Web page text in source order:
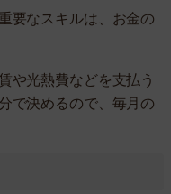
要なスキルは、お金の
や光熱費などを支払う
で決めるので、毎月の